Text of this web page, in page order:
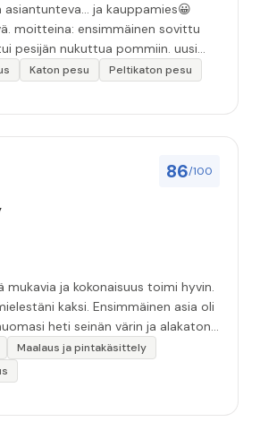
asiantunteva... ja kauppamies😀
pesijän nukuttua pommiin. uusi
oikein hyvää ja osaavaa. toinen
matkoilla ja jossain
naapuri uskaltautui
siis tarkkuutta
”
Katon pesu
Peltikaton pesu
86/100
mukavia ja kokonaisuus toimi hyvin.
kaksi. Ensimmäinen asia oli
heti seinän värin ja alakaton
huomannut. Hyvä toki että siinä
toki optimaalisessa
olisi jo kiinnittänyt tähän huomiota.
Maalaus ja pintakäsittely